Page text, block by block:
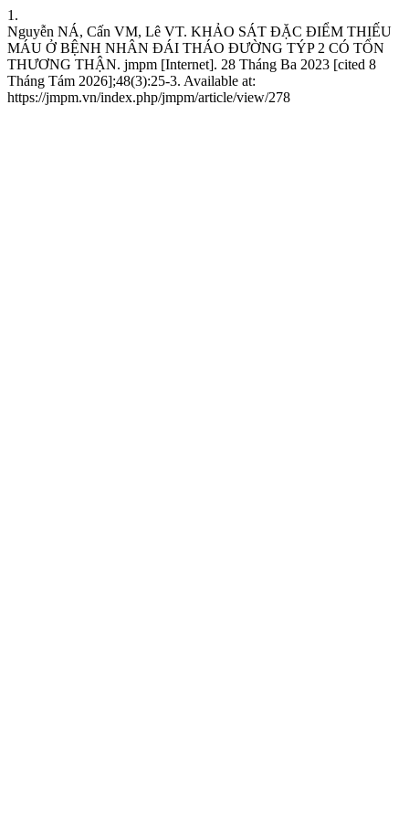
1.
Nguyễn NÁ, Cấn VM, Lê VT. KHẢO SÁT ĐẶC ĐIỂM THIẾU
MÁU Ở BỆNH NHÂN ĐÁI THÁO ĐƯỜNG TÝP 2 CÓ TỔN
THƯƠNG THẬN. jmpm [Internet]. 28 Tháng Ba 2023 [cited 8
Tháng Tám 2026];48(3):25-3. Available at:
https://jmpm.vn/index.php/jmpm/article/view/278